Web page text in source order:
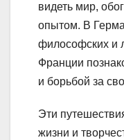
видеть мир,
опытом. В
философских и
Франции
и борьбой за
Эти
жизни и